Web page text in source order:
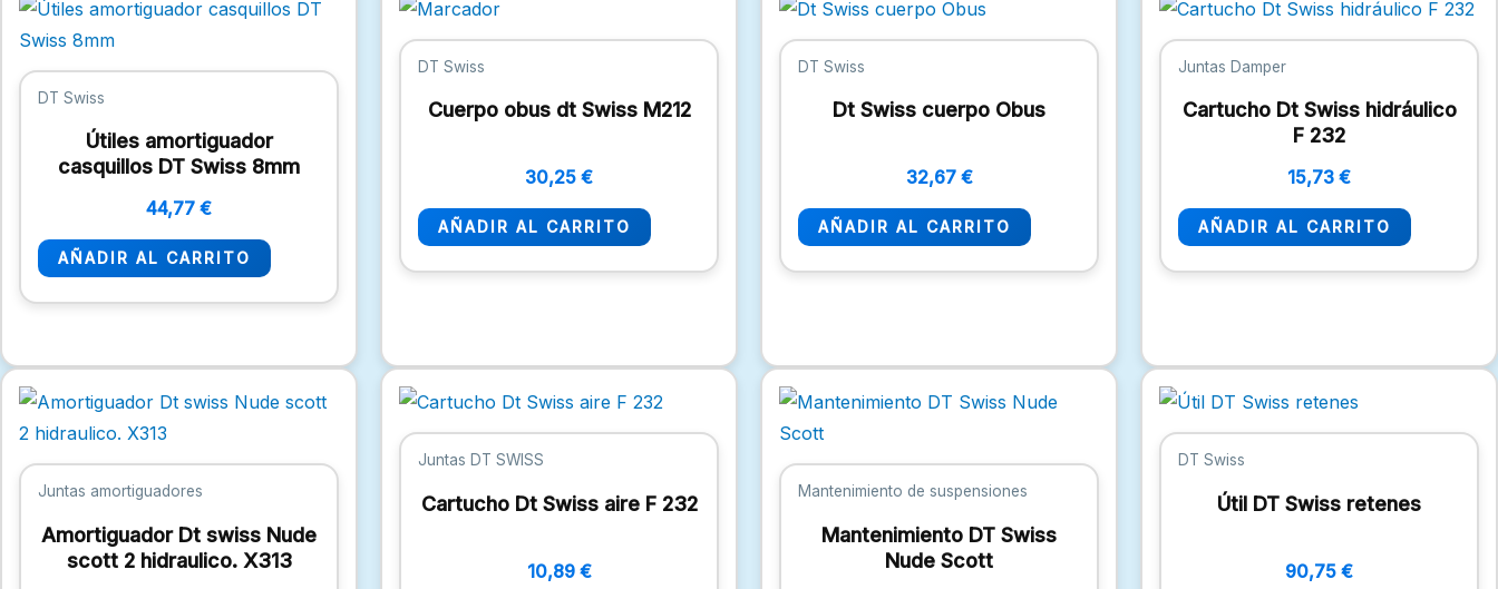
DT Swiss
Útiles amortiguador
casquillos DT Swiss 8mm
44,77 €
AÑADIR AL CARRITO
DT Swiss
Cuerpo obus dt Swiss M212
30,25 €
AÑADIR AL CARRITO
DT Swiss
Dt Swiss cuerpo Obus
32,67 €
AÑADIR AL CARRITO
Juntas Damper
Cartucho Dt Swiss hidráulico
F 232
15,73 €
AÑADIR AL CARRITO
Juntas amortiguadores
Amortiguador Dt swiss Nude
scott 2 hidraulico. X313
Juntas DT SWISS
Cartucho Dt Swiss aire F 232
10,89 €
Mantenimiento de suspensiones
Mantenimiento DT Swiss
Nude Scott
de
90,00 €
hasta
múltiples
DT Swiss
Útil DT Swiss retenes
90,75 €